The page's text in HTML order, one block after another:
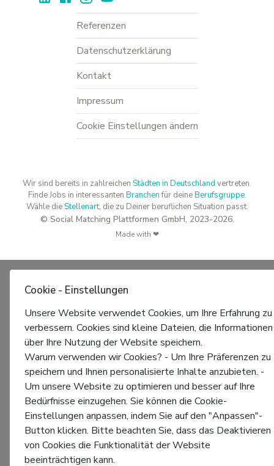
Referenzen
Datenschutzerklärung
Kontakt
Impressum
Cookie Einstellungen ändern
Wir sind bereits in zahlreichen Städten in Deutschland vertreten.
Finde Jobs in interessanten Branchenfür deineBerufsgruppe.
Wähle dieStellenart, die zu Deiner beruflichen Situation passt.
© Social Matching Plattformen GmbH, 2023-2026.
Made with ❤
Cookie - Einstellungen
Unsere Website verwendet Cookies, um Ihre Erfahrung zu
verbessern. Cookies sind kleine Dateien, die Informationen
über Ihre Nutzung der Website speichern.
Warum verwenden wir Cookies? - Um Ihre Präferenzen zu
speichern und Ihnen personalisierte Inhalte anzubieten. -
Um unsere Website zu optimieren und besser auf Ihre
Bedürfnisse einzugehen. Sie können die Cookie-
Einstellungen anpassen, indem Sie auf den "Anpassen"-
Button klicken. Bitte beachten Sie, dass das Deaktivieren
von Cookies die Funktionalität der Website
beeinträchtigen kann.